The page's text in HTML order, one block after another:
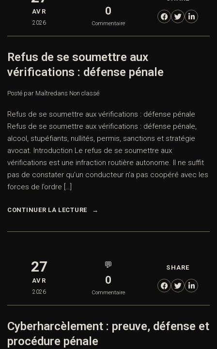
AVR
2026
0
Commentaire
Refus de se soumettre aux
vérifications : défense pénale
Posté par Maîtredans Non classé
Refus de se soumettre aux vérifications : défense pénale
Refus de se soumettre aux vérifications : défense pénale,
alcool, stupéfiants, nullités, permis, sanctions et stratégie
avocat. Introduction Le refus de se soumettre aux
vérifications est une infraction routière autonome. Il ne suffit
pas de constater qu’un conducteur n’a pas coopéré avec les
forces de l’ordre […]
CONTINUER LA LECTURE
27
AVR
2026
💬
0
Commentaire
SHARE
Cyberharcèlement : preuve, défense et
procédure pénale